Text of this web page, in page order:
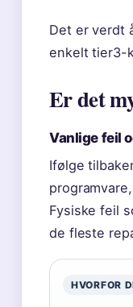
Det er verdt
enkelt tier3-
Er det
Vanlige feil
Ifølge
Fysiske feil
de fleste
HVORFOR